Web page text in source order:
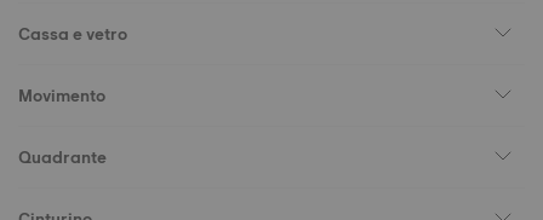
Cassa e vetro
Movimento
Quadrante